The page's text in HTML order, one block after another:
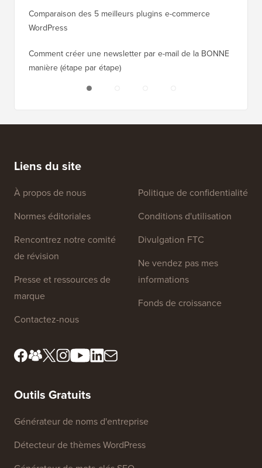
Comparaison des 5 meilleurs plugins e-commerce
WordPress
Comment créer une newsletter par e-mail de la BONNE
manière (étape par étape)
Liens du site
À propos de nous
Normes éditoriales
Rencontrez notre comité
de révision
Presse et ressources de
marque
Contactez-nous
Politique de confidentialité
Conditions d'utilisation
Divulgation FTC
Ne vendez pas mes
informations
Fonds de croissance
Outils Gratuits
Générateur de noms d'entreprise
Détecteur de thèmes WordPress